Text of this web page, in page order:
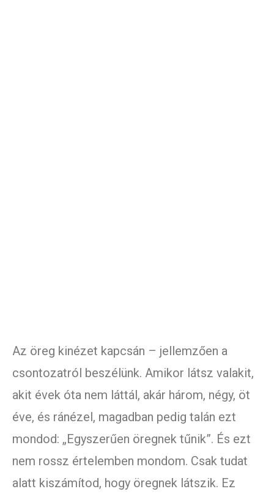
Az öreg kinézet kapcsán – jellemzően a
csontozatról beszélünk. Amikor látsz valakit,
akit évek óta nem láttál, akár három, négy, öt
éve, és ránézel, magadban pedig talán ezt
mondod: „Egyszerűen öregnek tűnik”. És ezt
nem rossz értelemben mondom. Csak tudat
alatt kiszámítod, hogy öregnek látszik. Ez